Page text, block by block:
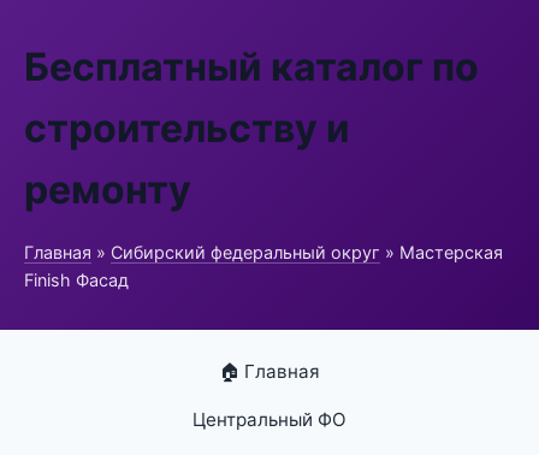
Бесплатный каталог по
строительству и
ремонту
Главная » Сибирский федеральный округ » Мастерская
Finish Фасад
🏠 Главная
Центральный ФО